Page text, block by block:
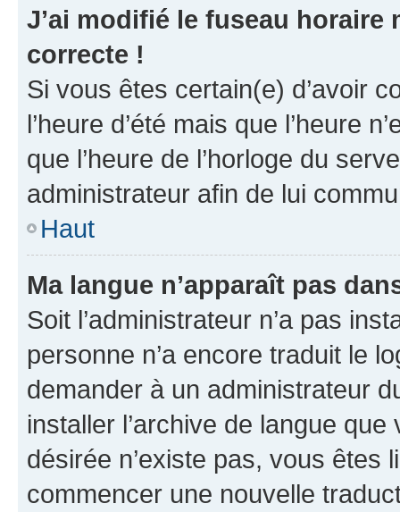
J’ai modifié le fuseau horaire
correcte !
Si vous êtes certain(e) d’avoir
l’heure d’été mais que l’heure
que l’heure de l’horloge du
administrateur afin de lui
Haut
Ma langue n’apparaît pas
Soit l’administrateur n’a pas
personne n’a encore traduit le
demander à un administrateur
installer l’archive de langue
désirée n’existe pas, vous êtes
commencer une nouvelle